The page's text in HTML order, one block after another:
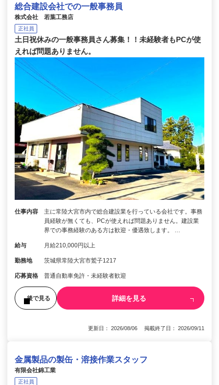
総合建設会社での一般事務員
株式会社 若葉工務店
正社員
土日祝休みの一般事務員さん募集！！未経験者もPCが使
えれば問題ありません。
仕事内容
主に常陸大宮市内で総合建設業を行っている会社です。事務
員経験が無くても、PCが使えれば問題ありません。建設業
界での事務経験のある方は歓迎・優遇致します。 …
給与 月給210,000円以上
勤務地 茨城県常陸大宮市鷲子1217
応募資格 普通自動車免許・未経験者歓迎
後で見る 詳細を見る
更新日： 2026/08/06 掲載終了日： 2026/09/11
金属製品の製缶・溶接作業スタッフ
有限会社錦工業
正社員